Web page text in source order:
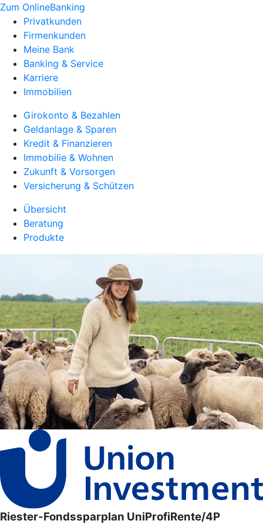
Zum OnlineBanking
Privatkunden
Firmenkunden
Meine Bank
Banking & Service
Karriere
Immobilien
Girokonto & Bezahlen
Geldanlage & Sparen
Kredit & Finanzieren
Immobilie & Wohnen
Zukunft & Vorsorgen
Versicherung & Schützen
Übersicht
Beratung
Produkte
Riester-Fondssparplan UniProfiRente/4P